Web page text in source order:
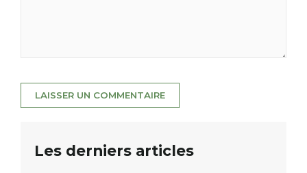
Les derniers articles